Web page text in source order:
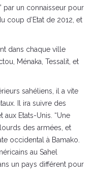
par un connaisseur pour
coup d’Etat de 2012, et
dans chaque ville
Ménaka, Tessalit, et
sahéliens, il a vite
Il ira suivre des
Etats-Unis. “Une
des armées, et
occidental à Bamako.
au Sahel
un pays différent pour